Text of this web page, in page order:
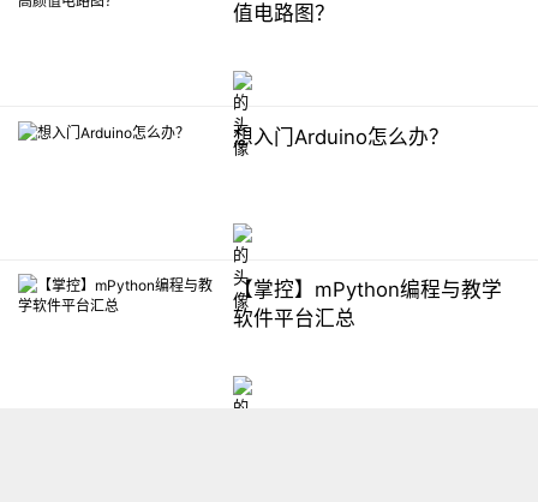
值电路图？
想入门Arduino怎么办？
【掌控】mPython编程与教学
软件平台汇总